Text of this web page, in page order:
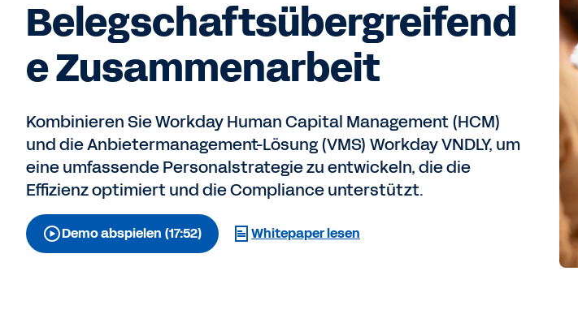
Belegschaftsübergreifend
e Zusammenarbeit
Kombinieren Sie Workday Human Capital Management (HCM)
und die Anbietermanagement-Lösung (VMS) Workday VNDLY, um
eine umfassende Personalstrategie zu entwickeln, die die
Effizienz optimiert und die Compliance unterstützt.
Demo abspielen (17:52) Whitepaper lesen